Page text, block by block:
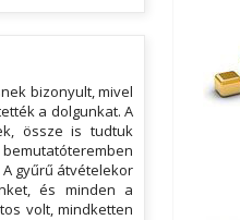
bizonyult, mivel
a dolgunkat. A
össze is tudtuk
gyűrű átvételekor
és minden a
volt, mindketten